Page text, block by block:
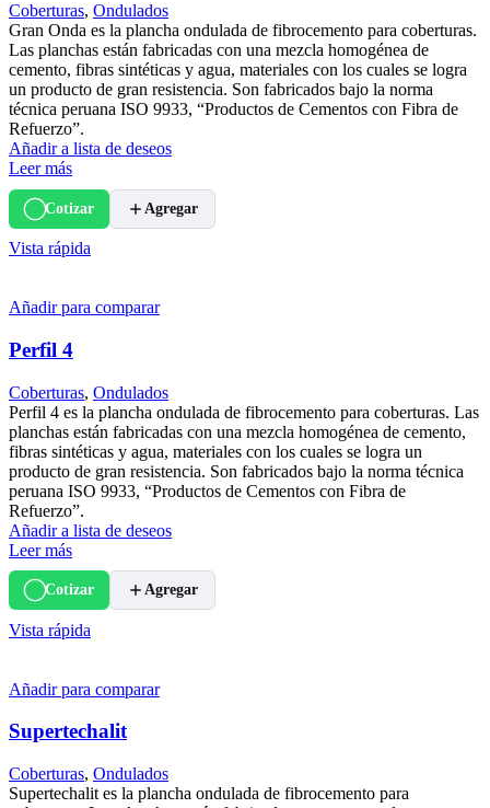
Coberturas, Ondulados
Gran Onda es la plancha ondulada de fibrocemento para coberturas.
Las planchas están fabricadas con una mezcla homogénea de
cemento, fibras sintéticas y agua, materiales con los cuales se logra
un producto de gran resistencia. Son fabricados bajo la norma
técnica peruana ISO 9933, “Productos de Cementos con Fibra de
Refuerzo”.
Añadir a lista de deseos
Leer más
Cotizar Agregar
Vista rápida
Añadir para comparar
Perfil 4
Coberturas, Ondulados
Perfil 4 es la plancha ondulada de fibrocemento para coberturas. Las
planchas están fabricadas con una mezcla homogénea de cemento,
fibras sintéticas y agua, materiales con los cuales se logra un
producto de gran resistencia. Son fabricados bajo la norma técnica
peruana ISO 9933, “Productos de Cementos con Fibra de
Refuerzo”.
Añadir a lista de deseos
Leer más
Cotizar Agregar
Vista rápida
Añadir para comparar
Supertechalit
Coberturas, Ondulados
Supertechalit es la plancha ondulada de fibrocemento para